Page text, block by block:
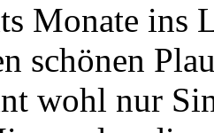
Monate ins
schönen
wohl nur